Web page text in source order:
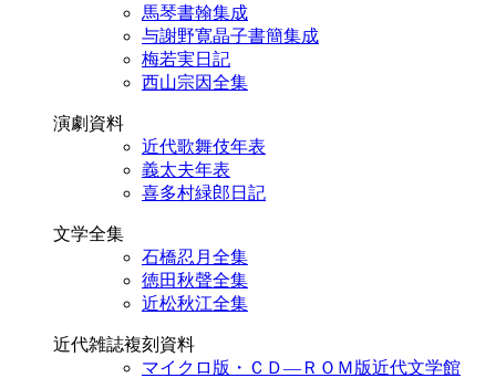
馬琴書翰集成
与謝野寛晶子書簡集成
梅若実日記
西山宗因全集
演劇資料
近代歌舞伎年表
義太夫年表
喜多村緑郎日記
文学全集
石橋忍月全集
徳田秋聲全集
近松秋江全集
近代雑誌複刻資料
マイクロ版・ＣＤ―ＲＯＭ版近代文学館